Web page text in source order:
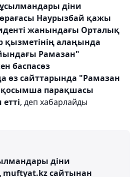
діни
Наурызбай қажы
жанындағы Орталық
алаңында
Рамазан"
баспасөз
өз сайттарында "Рамазан
қосымша парақшасы
, деп хабарлайды
діни
сайтынан